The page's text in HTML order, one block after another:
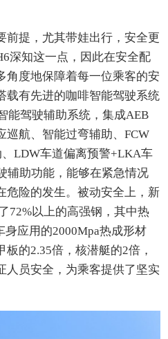
前提，尤其带娃出行，安全更
深知这一点，因此在安全配
角度地保障着每一位乘客的安
载有先进的咖啡智能驾驶系统
能驾驶辅助系统，集成AEB
巡航、智能过弯辅助、FCW
LDW车道偏离预警+LKA车
辅助功能，能够在紧急情况
危险的发生。被动安全上，新
72%以上的高强钢，其中热
身应用的2000Mpa热成形材
的2.35倍，核潜艇的2倍，
人员安全，为乘客提供了坚实